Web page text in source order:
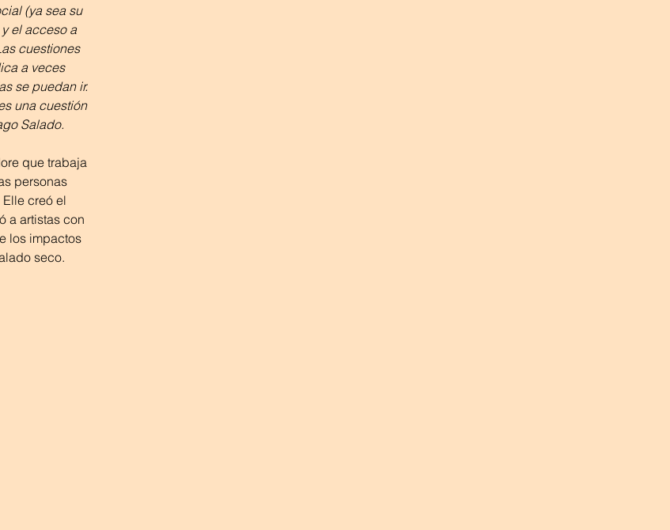
(ya sea su
el acceso a
cuestiones
a veces
se puedan ir.
una cuestión
Salado.
que trabaja
personas
creó el
a artistas con
los impactos
seco.